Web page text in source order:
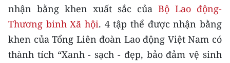
nhận bằng khen xuất sắc của Bộ Lao động-
Thương binh Xã hội. 4 tập thể được nhận bằng
khen của Tổng Liên đoàn Lao động Việt Nam có
thành tích “Xanh - sạch - đẹp, bảo đảm vệ sinh